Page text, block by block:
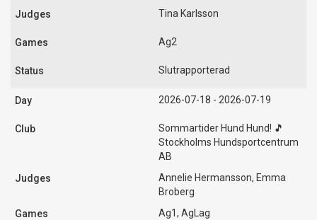
Tina Karlsson
Ag2
Slutrapporterad
2026-07-18 - 2026-07-19
Sommartider Hund Hund! 🎵
Stockholms Hundsportcentrum
AB
Annelie Hermansson, Emma
Broberg
Ag1, AgLag